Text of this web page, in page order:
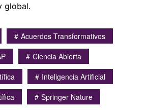
global.
Acuerdos Transformativos
Ciencia Abierta
Inteligencia Artificial
Springer Nature